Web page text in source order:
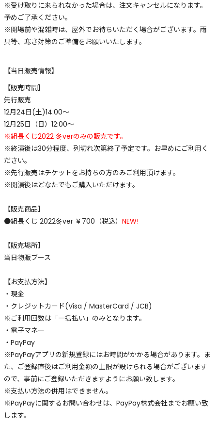
※受け取りに来られなかった場合は、注文キャンセルになります。
予めご了承ください。
※開場前や混雑時は、屋外でお待ちいただく場合がございます。雨
具等、寒さ対策のご準備をお願いいたします。
【当日販売情報】
【販売時間】
先行販売
12月24日(土)14:00～
12月25日（日）12:00〜
※組長くじ2022 冬verのみの販売です。
※終演後は30分程度、列切れ次第終了予定です。お早めにご利用く
ださい。
※先行販売はチケットをお持ちの方のみご利用頂けます。
※開演後はどなたでもご購入いただけます。
【販売商品】
●組長くじ 2022冬ver ￥700（税込） NEW!
【販売場所】
当日物販ブース
【お支払方法】
・現金
・クレジットカード(Visa / MasterCard / JCB)
※ご利用回数は「一括払い」のみとなります。
・電子マネー
・PayPay
※PayPayアプリの新規登録にはお時間がかかる場合があります。ま
た、ご登録直後はご利用金額の上限が設けられる場合がございます
ので、事前にご登録いただきますようにお願い致します。
※支払い方法の併用はできません。
※PayPayに関するお問い合わせは、PayPay株式会社までお願い致
します。